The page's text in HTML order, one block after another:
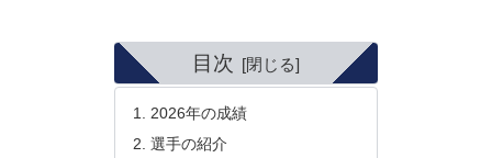
目次
2026年の成績
選手の紹介